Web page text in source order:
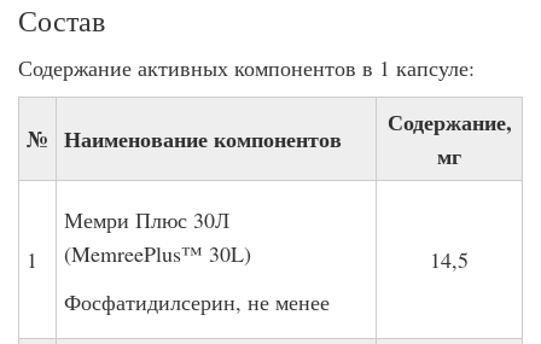
Состав
Содержание активных компонентов в 1 капсуле:
№ Наименование компонентов
Содержание,
мг
1
Мемри Плюс 30Л
(MemreePlus™ 30L)
Фосфатидилсерин, не менее
14,5